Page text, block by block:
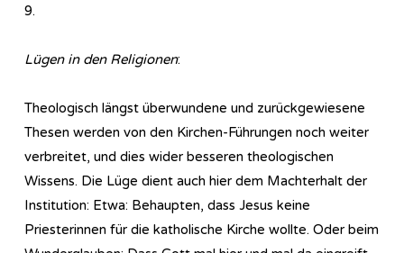
9.
Lügen in den Religionen:
Theologisch längst überwundene und zurückgewiesene
Thesen werden von den Kirchen-Führungen noch weiter
verbreitet, und dies wider besseren theologischen
Wissens. Die Lüge dient auch hier dem Machterhalt der
Institution: Etwa: Behaupten, dass Jesus keine
Priesterinnen für die katholische Kirche wollte. Oder beim